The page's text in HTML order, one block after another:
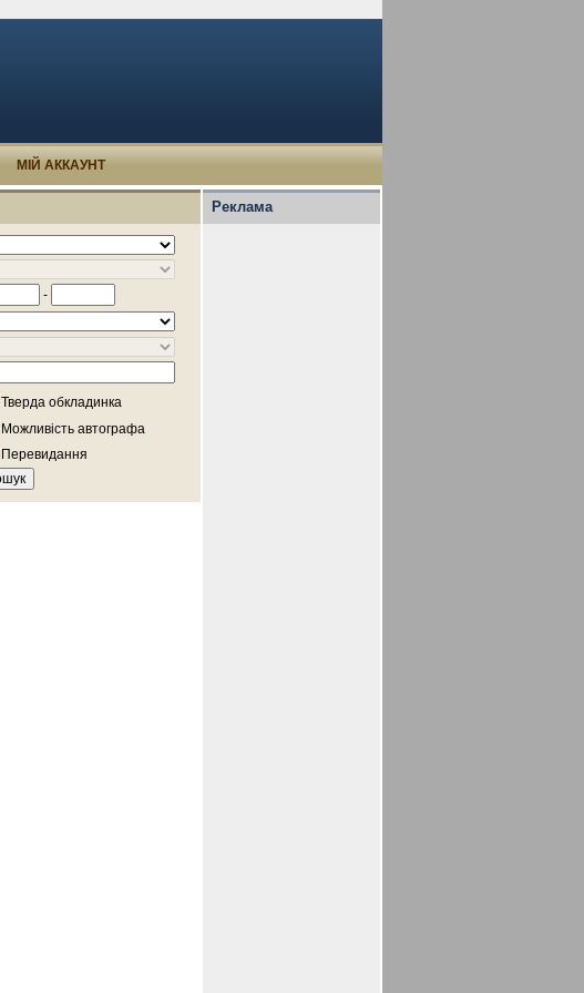
МІЙ АККАУНТ
-
Тверда обкладинка
Можливість автографа
Перевидання
Реклама